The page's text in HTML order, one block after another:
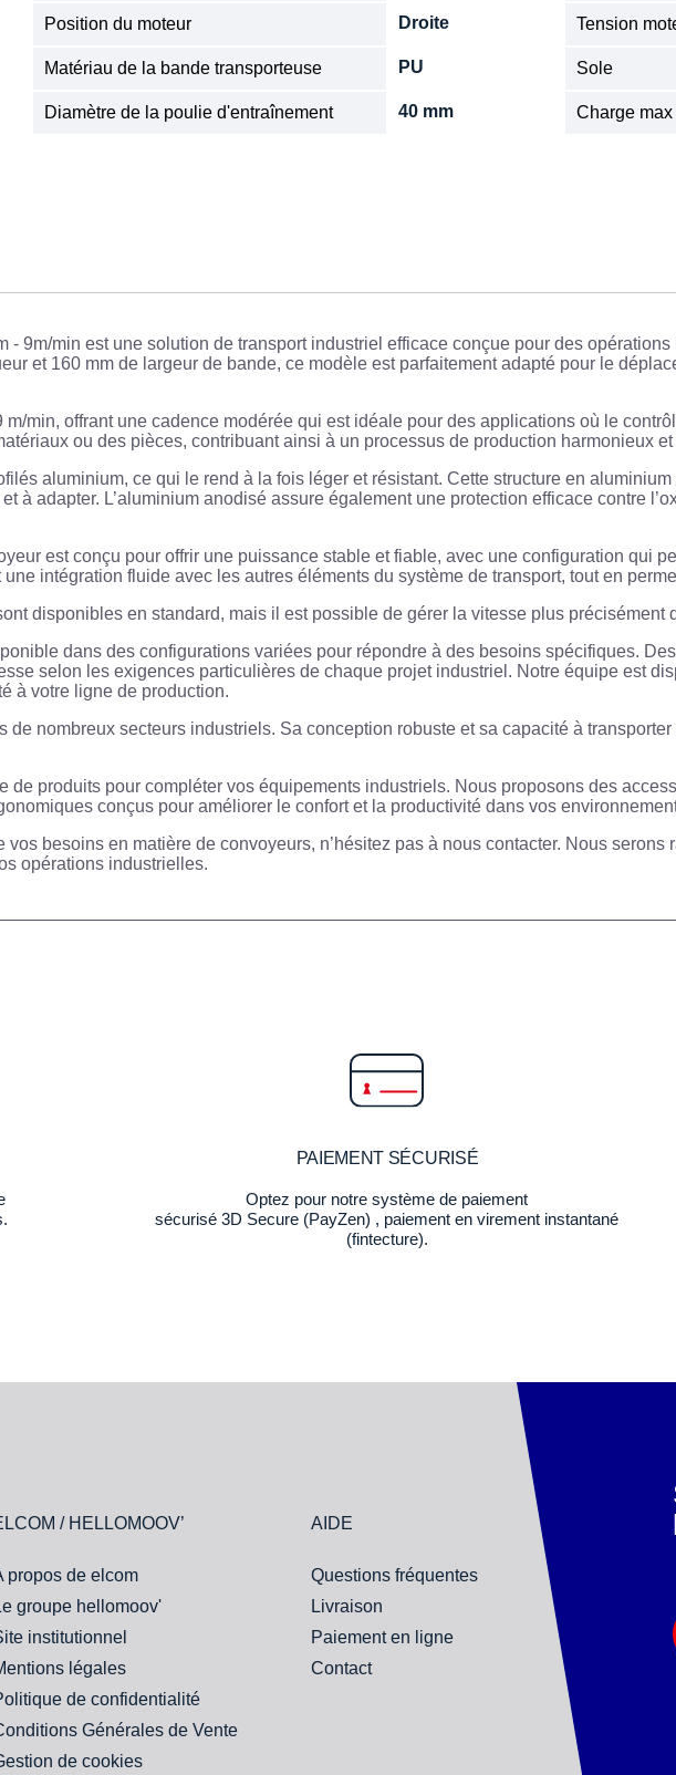
Position du moteur Droite Tension
Matériau de la bande transporteuse PU Sole
Diamètre de la poulie d'entraînement 40 mm Charge
- 9m/min est une solution de transport industriel efficace conçue pour des
et 160 mm de largeur de bande, ce modèle est parfaitement adapté pour le
min, offrant une cadence modérée qui est idéale pour des applications où le
ou des pièces, contribuant ainsi à un processus de production harmonieux
aluminium, ce qui le rend à la fois léger et résistant. Cette structure en
à adapter. L’aluminium anodisé assure également une protection efficace contre
est conçu pour offrir une puissance stable et fiable, avec une configuration qui
intégration fluide avec les autres éléments du système de transport, tout en
disponibles en standard, mais il est possible de gérer la vitesse plus précisément
dans des configurations variées pour répondre à des besoins spécifiques.
selon les exigences particulières de chaque projet industriel. Notre équipe est
à votre ligne de production.
de nombreux secteurs industriels. Sa conception robuste et sa capacité à
de produits pour compléter vos équipements industriels. Nous proposons des
conçus pour améliorer le confort et la productivité dans vos
vos besoins en matière de convoyeurs, n’hésitez pas à nous contacter. Nous
opérations industrielles.
PAIEMENT SÉCURISÉ
Optez pour notre système de paiement
sécurisé 3D Secure (PayZen) , paiement en virement instantané
(fintecture).
/ HELLOMOOV’
propos de elcom
groupe hellomoov'
institutionnel
légales
de confidentialité
Générales de Vente
de cookies
AIDE
Questions fréquentes
Livraison
Paiement en ligne
Contact